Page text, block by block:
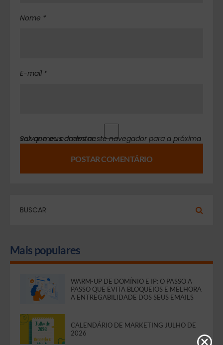
Nome *
E-mail *
Salvar meus dados neste navegador para a próxima vez que eu comentar.
Mais populares
WARM-UP DE DOMÍNIO E IP: O PASSO A
PASSO QUE EVITA BLOQUEIOS E MELHORA
A ENTREGABILIDADE DOS SEUS EMAILS
CALENDÁRIO DE MARKETING JULHO DE
2026